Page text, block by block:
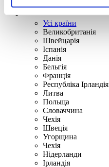
Усі країни
Великобританія
Швейцарія
Іспанія
Данія
Бельгія
Франція
Республіка Ірландія
Литва
Польща
Словаччина
Чехія
Швецiя
Угорщина
Чехія
Нідерланди
Iрландія